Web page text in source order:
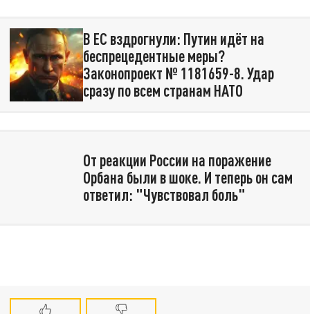
В ЕС вздрогнули: Путин идёт на
беспрецедентные меры?
Законопроект № 1181659-8. Удар
сразу по всем странам НАТО
От реакции России на поражение
Орбана были в шоке. И теперь он сам
ответил: "Чувствовал боль"